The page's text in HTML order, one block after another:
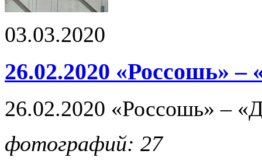
03.03.2020
26.02.2020 «Россошь»
26.02.2020 «Россошь» –
фотографий: 27